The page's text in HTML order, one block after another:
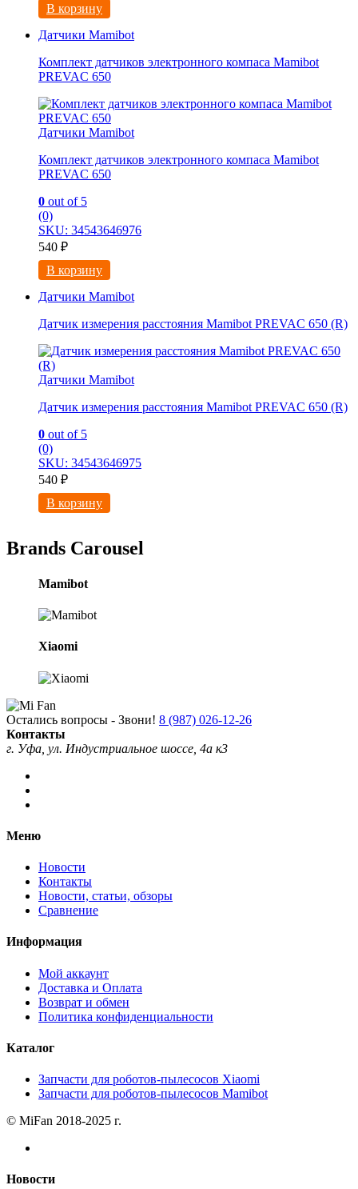
В корзину
Датчики Mamibot
Комплект датчиков электронного компаса Mamibot
PREVAC 650
Датчики Mamibot
Комплект датчиков электронного компаса Mamibot
PREVAC 650
0 out of 5
(0)
SKU: 34543646976
540 ₽
В корзину
Датчики Mamibot
Датчик измерения расстояния Mamibot PREVAC 650 (R)
Датчики Mamibot
Датчик измерения расстояния Mamibot PREVAC 650 (R)
0 out of 5
(0)
SKU: 34543646975
540 ₽
В корзину
Brands Carousel
Mamibot
Xiaomi
Остались вопросы - Звони! 8 (987) 026-12-26
Контакты
г. Уфа, ул. Индустриальное шоссе, 4а к3
Меню
Новости
Контакты
Новости, статьи, обзоры
Сравнение
Информация
Мой аккаунт
Доставка и Оплата
Возврат и обмен
Политика конфиденциальности
Каталог
Запчасти для роботов-пылесосов Xiaomi
Запчасти для роботов-пылесосов Mamibot
© MiFan 2018-2025 г.
Новости